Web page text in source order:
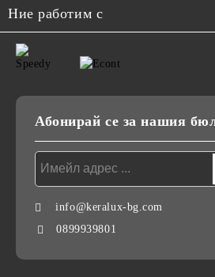
Ние работим с
Абонирай се за нашия
info@keralux-bg.com
0899939801